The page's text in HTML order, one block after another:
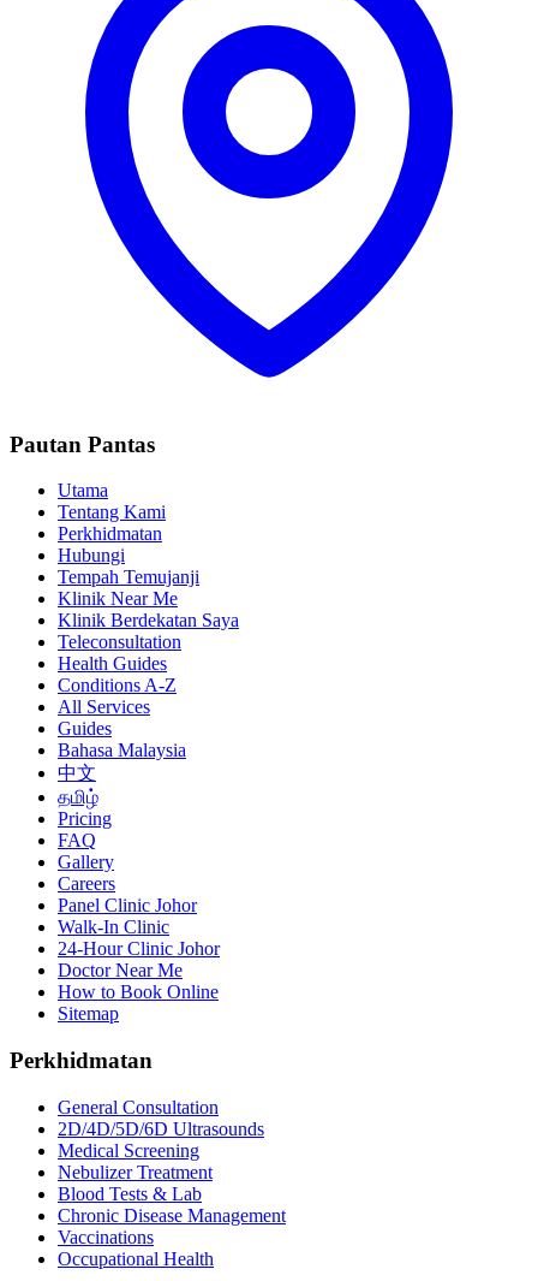
Pautan Pantas
Utama
Tentang Kami
Perkhidmatan
Hubungi
Tempah Temujanji
Klinik Near Me
Klinik Berdekatan Saya
Teleconsultation
Health Guides
Conditions A-Z
All Services
Guides
Bahasa Malaysia
中文
தமிழ்
Pricing
FAQ
Gallery
Careers
Panel Clinic Johor
Walk-In Clinic
24-Hour Clinic Johor
Doctor Near Me
How to Book Online
Sitemap
Perkhidmatan
General Consultation
2D/4D/5D/6D Ultrasounds
Medical Screening
Nebulizer Treatment
Blood Tests & Lab
Chronic Disease Management
Vaccinations
Occupational Health